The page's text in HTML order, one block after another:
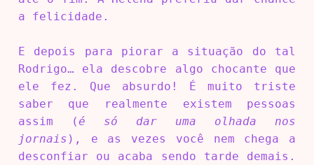
a felicidade.
E depois para piorar a situação do tal
Rodrigo… ela descobre algo chocante que
ele fez. Que absurdo! É muito triste
saber que realmente existem pessoas
assim (é só dar uma olhada nos
jornais ), e as vezes você nem chega a
desconfiar ou acaba sendo tarde demais.